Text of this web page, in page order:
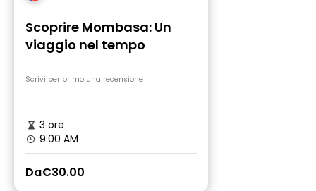
Scoprire Mombasa: Un
viaggio nel tempo
Scrivi per primo una recensione
3 ore
9:00 AM
Da€30.00